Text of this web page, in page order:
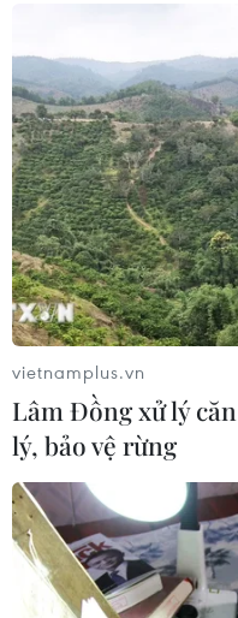
vietnamplus.vn
Lâm Đồng xử lý
lý, bảo vệ rừng